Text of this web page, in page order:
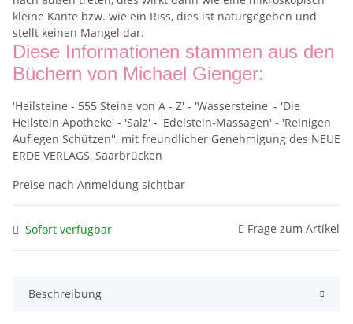
kleine Kante bzw. wie ein Riss, dies ist naturgegeben und
stellt keinen Mangel dar.
Diese Informationen stammen aus den
Büchern von Michael Gienger:
'Heilsteine - 555 Steine von A - Z' - 'Wassersteine' - 'Die
Heilstein Apotheke' - 'Salz' - 'Edelstein-Massagen' - 'Reinigen
Auflegen Schützen'', mit freundlicher Genehmigung des NEUE
ERDE VERLAGS, Saarbrücken
Preise nach Anmeldung sichtbar
Sofort verfügbar Frage zum Artikel
Beschreibung